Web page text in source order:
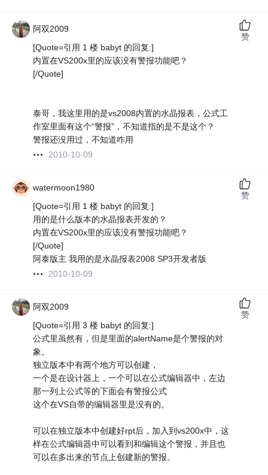
阿双2009
[Quote=引用 1 楼 babyt 的回复:]
内置在VS200x里的应该没有警报功能吧？
[/Quote]
泰哥，我这里用的是vs2008内置的水晶报表，公式工
作室里面有这个“警报”，不知道指的是不是这个？
警报还没用过，不知道咋用
2010-10-09
赞
watermoon1980
[Quote=引用 1 楼 babyt 的回复:]
用的是什么版本的水晶报表开发的？
内置在VS200x里的应该没有警报功能吧？
[/Quote]
阿泰版主 我用的是水晶报表2008 SP3开发者版
2010-10-09
赞
阿双2009
[Quote=引用 3 楼 babyt 的回复:]
公式里虽然有，但是里面的alertName是个警报的对
象。
独立版本中有两个地方可以创建，
一个是在设计器上，一个可以在公式编辑器中，左边
那一列上公式等的下面会有警报公式
这个在VS自带的编辑器里是没有的。
可以在独立版本中创建好rpt后，加入到vs200x中，这
样在公式编辑器中可以看到和编辑这个警报，并且也
可以在多出来的节点上创建新的警报。
赞